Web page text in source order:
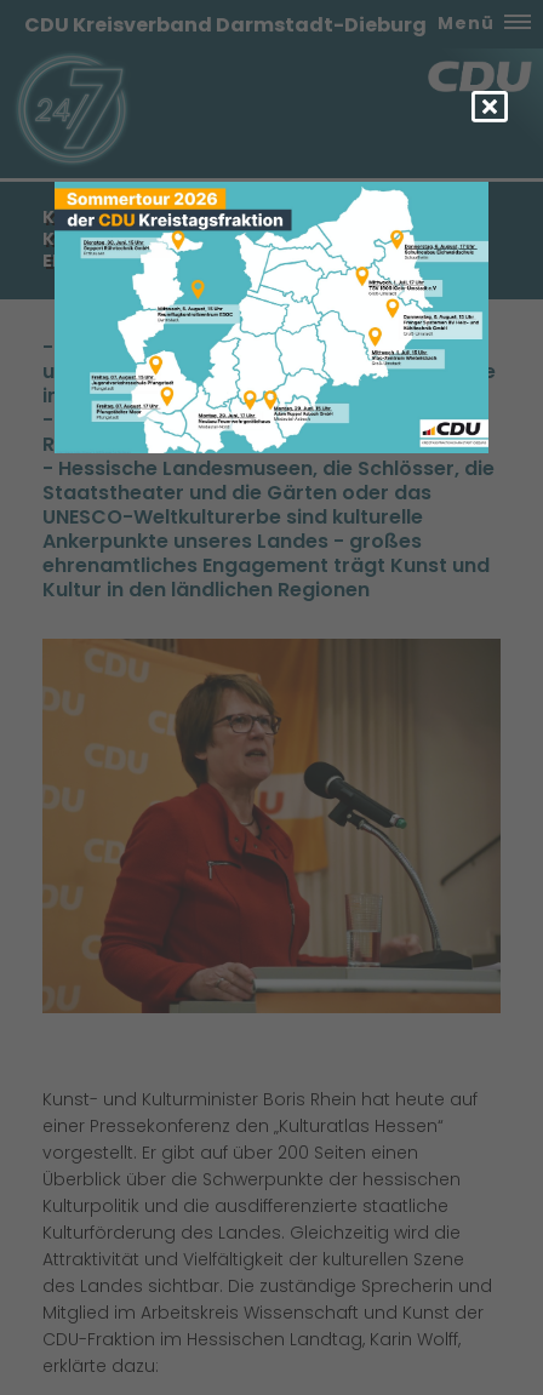
CDU Kreisverband Darmstadt-Dieburg Menü
KARIN WOLFF MDL: VIELFÄLTIGE KUNST- UND
KULTURLANDSCHAFT IN HESSEN WIRD
EINDRUCKSVOLL SICHTBAR
- „Kulturatlas Hessen“ dokumentiert
umfänglich Stand der Kunst- und Kulturszene
in Hessen und ihrer Förderung
- Demographischer Wandel, der ländliche
Raum und Ehrenamt als Leitthemen
- Hessische Landesmuseen, die Schlösser, die
Staatstheater und die Gärten oder das
UNESCO-Weltkulturerbe sind kulturelle
Ankerpunkte unseres Landes - großes
ehrenamtliches Engagement trägt Kunst und
Kultur in den ländlichen Regionen
Kunst- und Kulturminister Boris Rhein hat heute auf
einer Pressekonferenz den „Kulturatlas Hessen“
vorgestellt. Er gibt auf über 200 Seiten einen
Überblick über die Schwerpunkte der hessischen
Kulturpolitik und die ausdifferenzierte staatliche
Kulturförderung des Landes. Gleichzeitig wird die
Attraktivität und Vielfältigkeit der kulturellen Szene
des Landes sichtbar. Die zuständige Sprecherin und
Mitglied im Arbeitskreis Wissenschaft und Kunst der
CDU-Fraktion im Hessischen Landtag, Karin Wolff,
erklärte dazu: